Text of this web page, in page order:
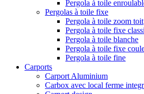
Pergola à toile
Pergolas à toile fixe
Pergola à toile zoom toit
Pergola à toile fixe
Pergola à toile blanche
Pergola à toile fixe
Pergola à toile fine
Carports
Carport Aluminium
Carbox avec local ferme